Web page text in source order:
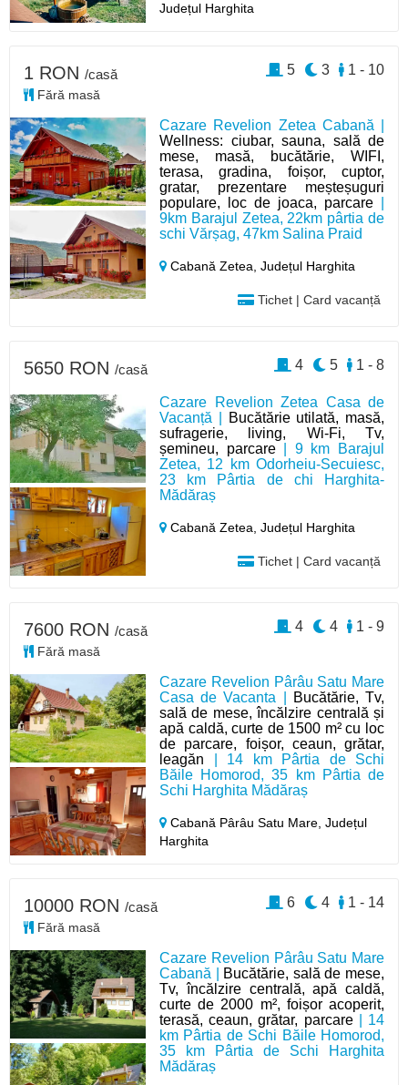
Județul Harghita
Cazare Revelion Zetea Cabană |
Wellness: ciubar, sauna, sală de
mese, masă, bucătărie, WIFI,
terasa, gradina, foișor, cuptor,
gratar, prezentare meșteșuguri
populare, loc de joaca, parcare
9km Barajul Zetea, 22km pârtia de
schi Vărșag, 47km Salina Praid
Cabană Zetea,Județul Harghita
Tichet | Card vacanță
1 RON /casă
Fără masă
1 - 10
3
5
Cazare Revelion Zetea Casa de
Vacanță |
Bucătărie utilată, masă,
sufragerie, living, Wi-Fi, Tv,
șemineu, parcare| 9 km Barajul
Zetea, 12 km Odorheiu-Secuiesc,
23 km Pârtia de chi Harghita-
Mădăraș
Cabană Zetea,Județul Harghita
Tichet | Card vacanță
5650 RON /casă 1 - 8
5
4
Cazare Revelion Pârâu Satu Mare
Casa de Vacanta |
Bucătărie, Tv,
sală de mese, încălzire centrală și
apă caldă, curte de 1500 m² cu loc
de parcare, foișor, ceaun, grătar,
leagăn | 14 km Pârtia de Schi
Băile Homorod, 35 km Pârtia de
Schi Harghita Mădăraș
Cabană Pârâu Satu Mare,Județul
Harghita
7600 RON /casă
Fără masă
1 - 9
4
4
Cazare Revelion Pârâu Satu Mare
Cabană |
Bucătărie, sală de mese,
Tv, încălzire centrală, apă caldă,
curte de 2000 m², foișor acoperit,
terasă, ceaun, grătar, parcare| 14
km Pârtia de Schi Băile Homorod,
35 km Pârtia de Schi Harghita
Mădăraș
10000 RON /casă
Fără masă
1 - 14
4
6